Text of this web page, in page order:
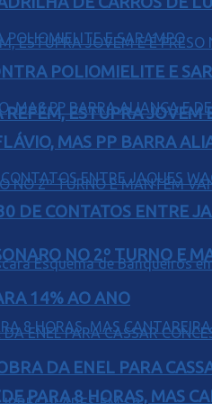
ESTUPRA JOVEM
NO 2º TURNO E
PARA 8 HORAS, MAS
POLIOMIELITE E
MAS PP BARRA
DE CONTATOS ENTRE
14% AO ANO
DA ENEL PARA